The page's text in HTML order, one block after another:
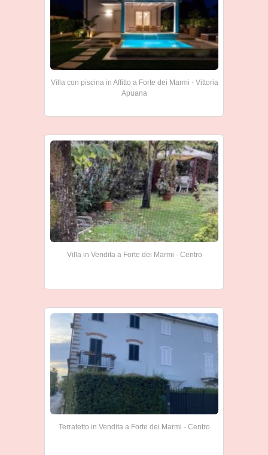
Villa con piscina in Affitto a Forte dei Marmi - Vittoria
Apuana
Villa in Vendita a Forte dei Marmi - Centro
Terratetto in Vendita a Forte dei Marmi - Centro